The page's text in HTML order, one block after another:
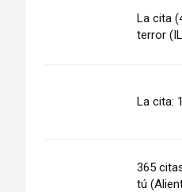
La cita
terror
La cita:
365
tú